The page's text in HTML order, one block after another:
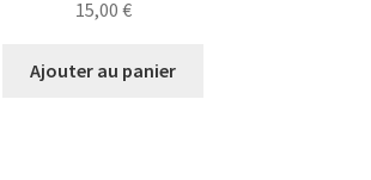
15,00 €
Ajouter au panier